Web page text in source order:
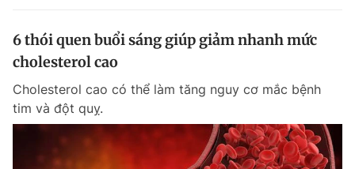
6 thói quen buổi sáng giúp giảm nhanh mức
cholesterol cao
Cholesterol cao có thể làm tăng nguy cơ mắc bệnh
tim và đột quỵ.